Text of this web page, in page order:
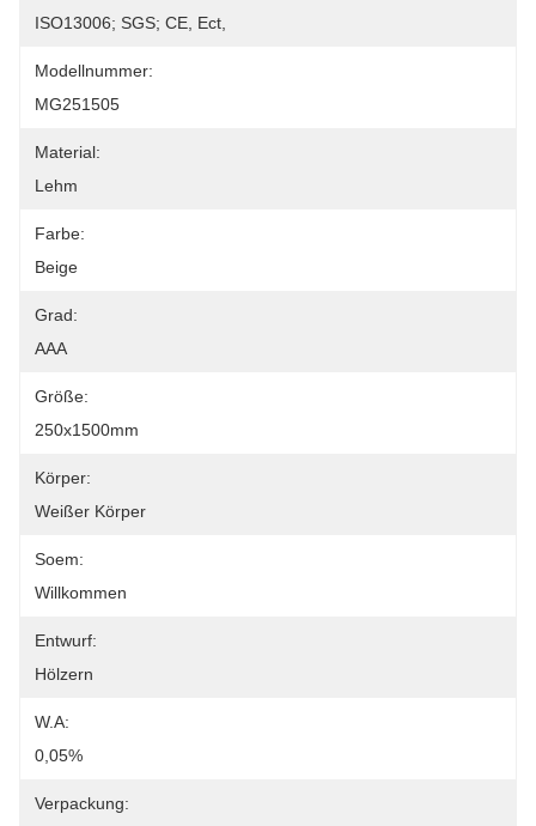
ISO13006; SGS; CE, Ect,
Modellnummer:
MG251505
Material:
Lehm
Farbe:
Beige
Grad:
AAA
Größe:
250x1500mm
Körper:
Weißer Körper
Soem:
Willkommen
Entwurf:
Hölzern
W.a:
0,05%
Verpackung: